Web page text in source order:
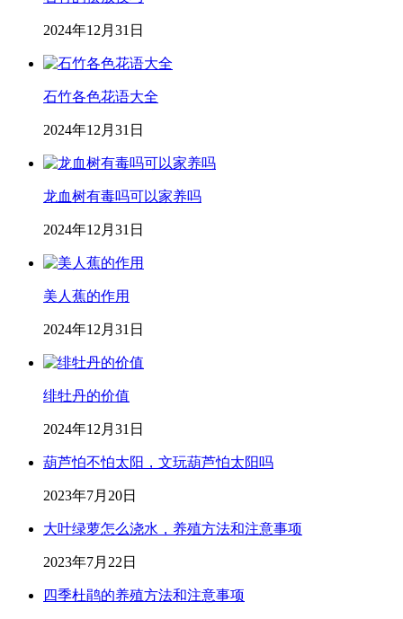
2024年12月31日
石竹各色花语大全
2024年12月31日
龙血树有毒吗可以家养吗
2024年12月31日
美人蕉的作用
2024年12月31日
绯牡丹的价值
2024年12月31日
葫芦怕不怕太阳，文玩葫芦怕太阳吗
2023年7月20日
大叶绿萝怎么浇水，养殖方法和注意事项
2023年7月22日
四季杜鹃的养殖方法和注意事项